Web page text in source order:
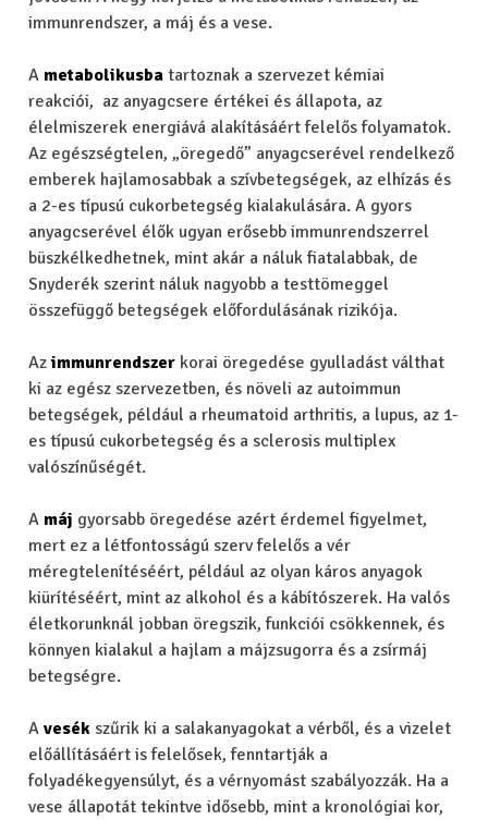
immunrendszer, a máj és a vese.
A metabolikusba tartoznak a szervezet kémiai
reakciói, az anyagcsere értékei és állapota, az
élelmiszerek energiává alakításáért felelős folyamatok.
Az egészségtelen, „öregedő” anyagcserével rendelkező
emberek hajlamosabbak a szívbetegségek, az elhízás és
a 2-es típusú cukorbetegség kialakulására. A gyors
anyagcserével élők ugyan erősebb immunrendszerrel
büszkélkedhetnek, mint akár a náluk fiatalabbak, de
Snyderék szerint náluk nagyobb a testtömeggel
összefüggő betegségek előfordulásának rizikója.
Azimmunrendszer korai öregedése gyulladást válthat
ki az egész szervezetben, és növeli az autoimmun
betegségek, például a rheumatoid arthritis, a lupus, az 1-
es típusú cukorbetegség és a sclerosis multiplex
valószínűségét.
A máj gyorsabb öregedése azért érdemel figyelmet,
mert ez a létfontosságú szerv felelős a vér
méregtelenítéséért, például az olyan káros anyagok
kiürítéséért, mint az alkohol és a kábítószerek. Ha valós
életkorunknál jobban öregszik, funkciói csökkennek, és
könnyen kialakul a hajlam a májzsugorra és a zsírmáj
betegségre.
Avesék szűrik ki a salakanyagokat a vérből, és a vizelet
előállításáért is felelősek, fenntartják a
folyadékegyensúlyt, és a vérnyomást szabályozzák. Ha a
vese állapotát tekintve idősebb, mint a kronológiai kor,